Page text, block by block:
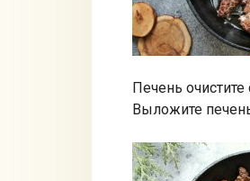
Печень
Выложите